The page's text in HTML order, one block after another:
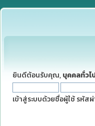
ยินดีต้อนรับคุณ, บุคคลทั่วไ
เข้าสู่ระบบด้วยชื่อผู้ใช้ รหัสผ่